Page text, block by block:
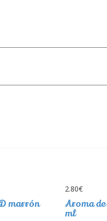
marrón
2.80€
Aroma
ml